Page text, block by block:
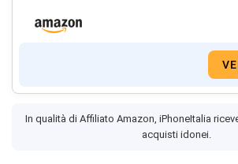
In qualità di Affiliato Amazon, iPhoneItalia
acquisti idonei.